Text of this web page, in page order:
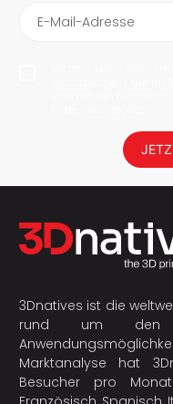
E-Mail-Adresse
3Dnatives ist die
rund um den
Marktanalyse hat
Besucher pro